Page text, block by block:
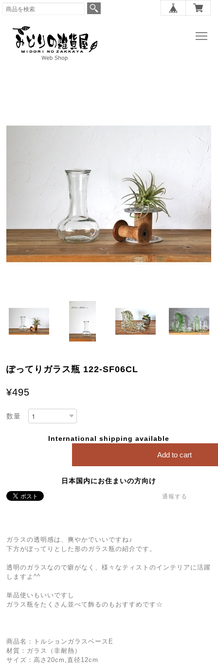
ぽってりガラス瓶 122-SF06CL
¥495
数量
International shipping available
Add to cart
日本国内にお住まいの方向け
通報する
ガラスの透明感は、爽やかでいいですね♪
下方がぽってりとした形のガラス瓶の紹介です。
透明のガラスなので癖がなく、様々なティストのインテリアに活躍
しますよ^^
単品使いもいいですし
ガラス瓶をたくさん並べて飾るのもおすすめです☆
商品名：トルションガラスベースE
材質：ガラス（非耐熱）
サイズ：高さ20cm,直径12cm